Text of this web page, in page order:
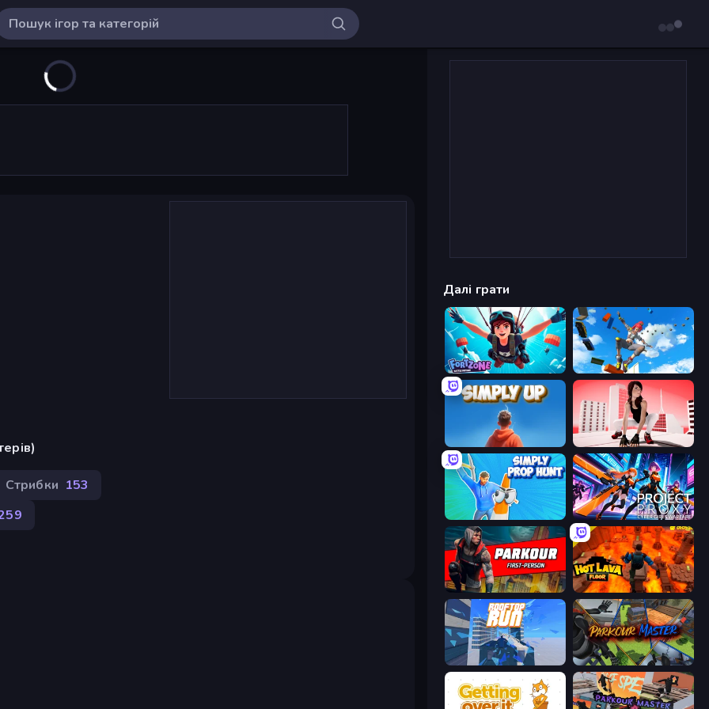
Стрибки 153
Далі грати
Fortzone Battle Royale Only Up 3D Parkour: Go Ascend
SimplyUp.io Parkour GO
Simply Prop Hunt Project: Proxy - Cyber Girls Warfare
Parkour First-Person Hot Lava Floor
Rooftop Run Parkour Master